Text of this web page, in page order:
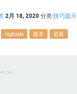
2月 18, 2020 分类:技巧提示
mgtools 版本 更新
Gao